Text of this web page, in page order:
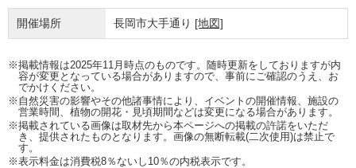
開催場所 長岡市大手通り [地図]
※掲載情報は2025年11月時点のものです。随時更新をしておりますが内
容が変更となっている場合がありますので、事前にご確認のうえ、お
でかけください。
※自然災害の影響やその他諸事情により、イベントの開催情報、施設の
営業時間、植物の開花・見頃期間などは変更になる場合があります。
※掲載されている画像は取材先から本ページへの掲載の許諾をいただ
き、提供されたものとなります。画像の無断転載(二次使用)は禁止で
す。
※表示料金は消費税8％ないし10％の内税表示です。